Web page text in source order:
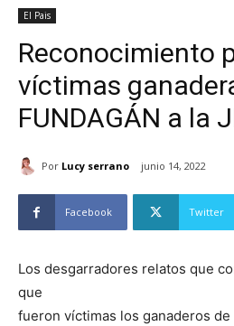
El Pais
Reconocimiento
víctimas
FUNDAGÁN a la
Por Lucy serrano junio 14, 2022
Facebook Twitter
Los desgarradores relatos que
que
fueron víctimas los ganaderos